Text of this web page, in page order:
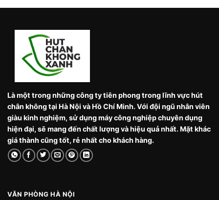
Là một trong những công ty tiên phong trong lĩnh vực hút
chân không tại Hà Nội và Hồ Chí Minh. Với đội ngũ nhân viên
giàu kinh nghiệm, sử dụng máy công nghiệp chuyên dụng
hiện đại, sẽ mang đến chất lượng và hiệu quả nhất. Mặt khác
giá thành cũng tốt, rẻ nhất cho khách hàng.
VĂN PHÒNG HÀ NỘI